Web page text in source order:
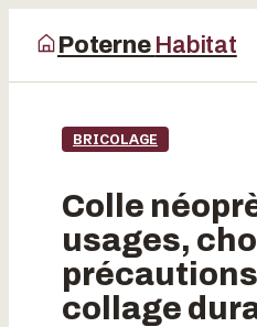
Poterne Habitat
Maison
Jardinage
BRICOLAGE
Colle
usages,
collage